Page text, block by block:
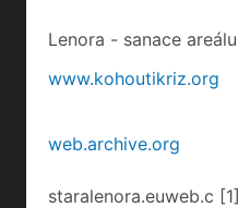
Lenora - sanace areálu
www.kohoutikriz.org
web.archive.org
staralenora.euweb.c [1]